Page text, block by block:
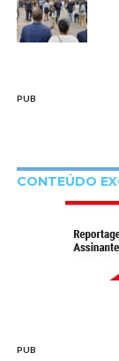
PUB
CONTEÚDO
PUB